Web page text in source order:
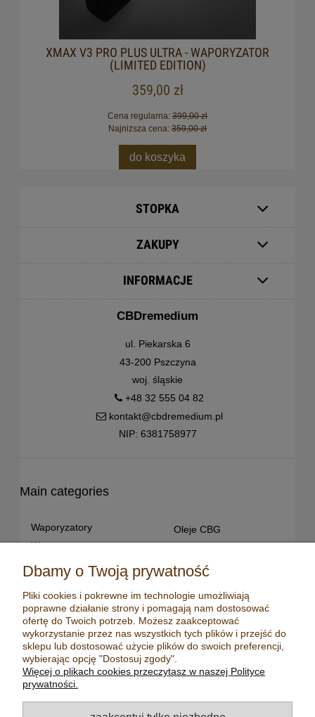
XMAX V3 PRO PLUS ULTRA - WAPORYZATOR
(LIMITED EDITION)
359,00 zł
Cena regularna: 399,00 zł
Najniższa cena: 359,00 zł
do koszyka
STOPKA
ZAKUPY
INFORMACJE
CBDremedium
ul. Piekarska 6
43-200 Pszczyna
woj. śląskie
+48 32 555 04 82
kontakt@cbdremedium.pl
NIP: 6381758977
Main categories
Waporyzatory
Waporyzatory
Waporyzatory manualne
Waporyzatory
stacjonarne
Premium vaporizers
Waporyzatory
konwekcyjne
Zestawy z
waporyzatorem
Oleje CBG
Susz konopny
CBD dla zwierząt
Młynki/ Grindery
Zapalniczki
Maści konopne
Mydła konopne
Aromatyzery
Dbamy o Twoją prywatność
Pliki cookies i pokrewne im technologie umożliwiają
poprawne działanie strony i pomagają nam dostosować
ofertę do Twoich potrzeb. Możesz zaakceptować
wykorzystanie przez nas wszystkich tych plików i przejść do
sklepu lub dostosować użycie plików do swoich preferencji,
wybierając opcję "Dostosuj zgody".
Więcej o plikach cookies przeczytasz w naszej Polityce
prywatności.